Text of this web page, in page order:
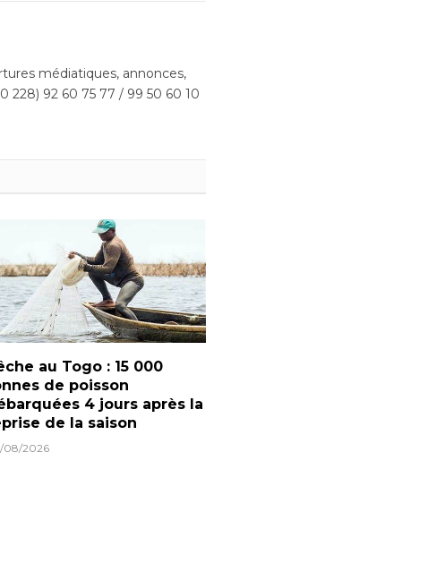
médiatiques, annonces,
228) 92 60 75 77 / 99 50 60 10
au Togo : 15 000
de poisson
4 jours après la
de la saison
08/2026